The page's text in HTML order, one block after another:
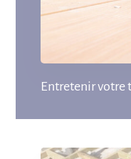
Entretenir votre